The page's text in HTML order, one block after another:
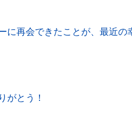
再会できたことが、最近の
がとう！